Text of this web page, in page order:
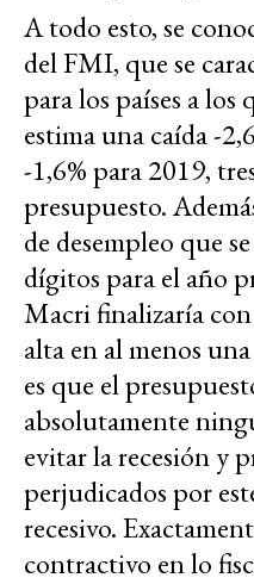
A todo esto, se
del FMI, que se
para los países a
estima una caída -
-1,6% para 2019,
presupuesto.
de desempleo que
dígitos para el año
Macri finalizaría
alta en al menos
es que el
absolutamente
evitar la recesión y
perjudicados por
recesivo.
contractivo en lo